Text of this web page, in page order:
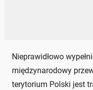
Nieprawidłowo
międzynarodowy
terytorium Polski jest